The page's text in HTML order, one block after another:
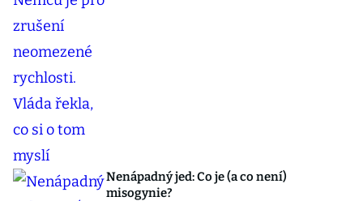
Nenápadný jed: Co je (a co není)
misogynie?